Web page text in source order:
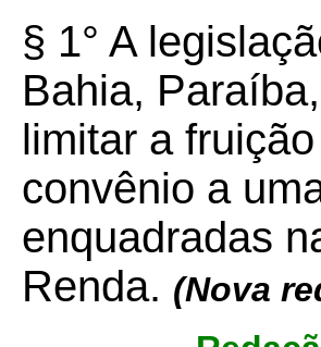
§ 1° A
Bahia,
limitar a
convênio a
enquadradas
Renda. (Nova